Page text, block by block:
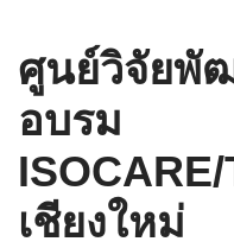
ศูนย์วิจัยพั
อบรม
เชียงใหม่